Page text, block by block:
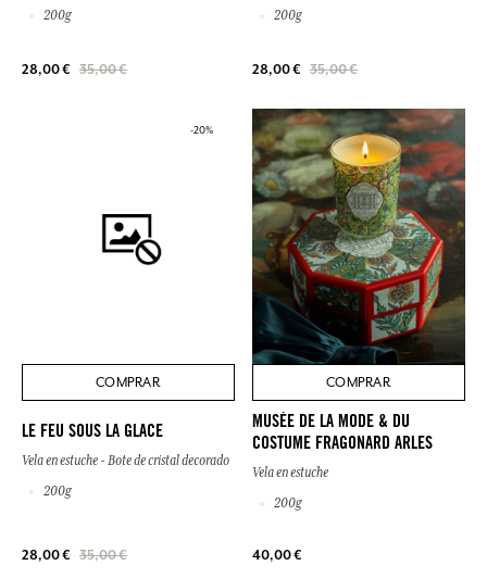
200g
28,00 € 35,00 €
200g
28,00 € 35,00 €
-20%
COMPRAR
LE FEU SOUS LA GLACE
Vela en estuche - Bote de cristal decorado
200g
28,00 € 35,00 €
COMPRAR
MUSÉE DE LA MODE & DU
COSTUME FRAGONARD ARLES
Vela en estuche
200g
40,00 €